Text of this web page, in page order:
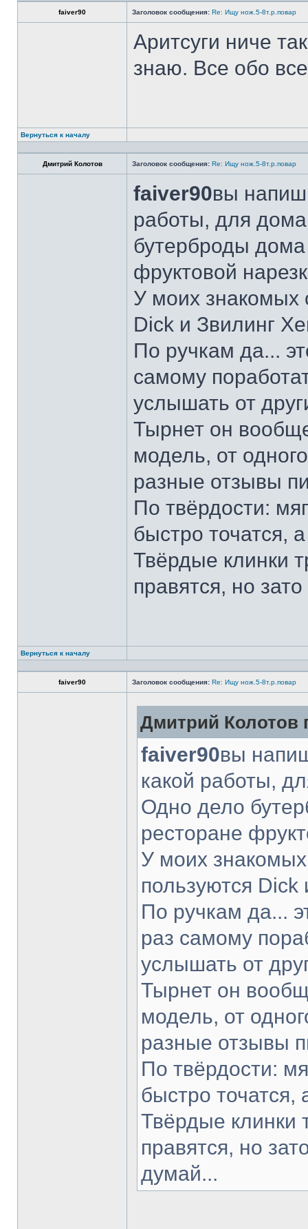
faiver90 Заголовок сообщения: Re: Ищу нож.5-8т.р.повар
Аритсуги ниче
знаю. Все обо
Вернуться к началу
Дмитрий Колотов Заголовок сообщения: Re: Ищу нож.5-8т.р.повар
faiver90вы
работы, для
бутерброды дома
фруктовой
У моих знакомых
Dick и Звилинг
По ручкам да...
самому
услышать от
Тырнет он
модель, от
разные отзывы
По твёрдости:
быстро точатся,
Твёрдые клинки
правятся, но
Вернуться к началу
faiver90 Заголовок сообщения: Re: Ищу нож.5-8т.р.повар
Дмитрий Колотов
faiver90вы
какой работы,
Одно дело
ресторане
У моих
пользуются Dick
По ручкам да...
раз самому
услышать от
Тырнет он
модель, от
разные отзывы
По твёрдости:
быстро точатся,
Твёрдые клинки
правятся, но
думай...